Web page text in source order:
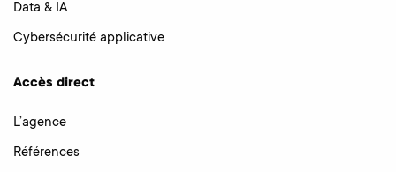
Data & IA
Cybersécurité applicative
Accès direct
L’agence
Références